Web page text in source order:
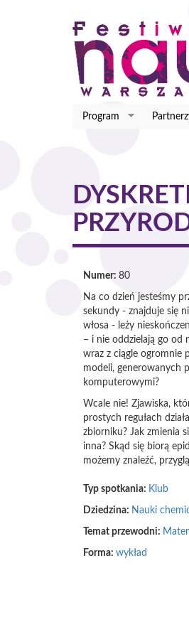
Program
Numer: 80
Na co dzień jesteśmy
sekundy - znajduje się
włosa - leży
– i nie oddzielają go od
wraz z ciągle ogromnie
modeli, generowanych
komputerowymi?
Wcale nie! Zjawiska,
prostych regułach
zbiorniku? Jak zmienia
inna? Skąd się biorą
możemy znaleźć,
Typ spotkania: Klub
Dziedzina: Nauki
Temat przewodni:
Forma: wykład